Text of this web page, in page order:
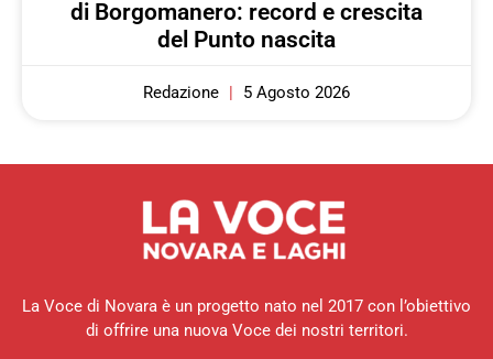
di Borgomanero: record e crescita
del Punto nascita
Redazione 5 Agosto 2026
La Voce di Novara è un progetto nato nel 2017 con l’obiettivo
di offrire una nuova Voce dei nostri territori.